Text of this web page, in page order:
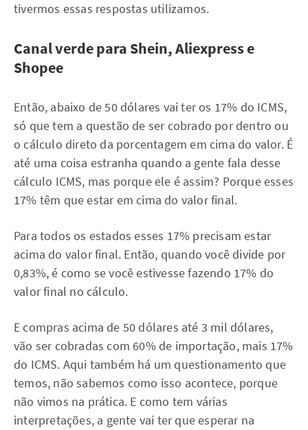
tivermos essas respostas utilizamos.
Canal verde para Shein, Aliexpress e
Shopee
Então, abaixo de 50 dólares vai ter os 17% do ICMS,
só que tem a questão de ser cobrado por dentro ou
o cálculo direto da porcentagem em cima do valor. É
até uma coisa estranha quando a gente fala desse
cálculo ICMS, mas porque ele é assim? Porque esses
17% têm que estar em cima do valor final.
Para todos os estados esses 17% precisam estar
acima do valor final. Então, quando você divide por
0,83%, é como se você estivesse fazendo 17% do
valor final no cálculo.
E compras acima de 50 dólares até 3 mil dólares,
vão ser cobradas com 60% de importação, mais 17%
do ICMS. Aqui também há um questionamento que
temos, não sabemos como isso acontece, porque
não vimos na prática. E como tem várias
interpretações, a gente vai ter que esperar na